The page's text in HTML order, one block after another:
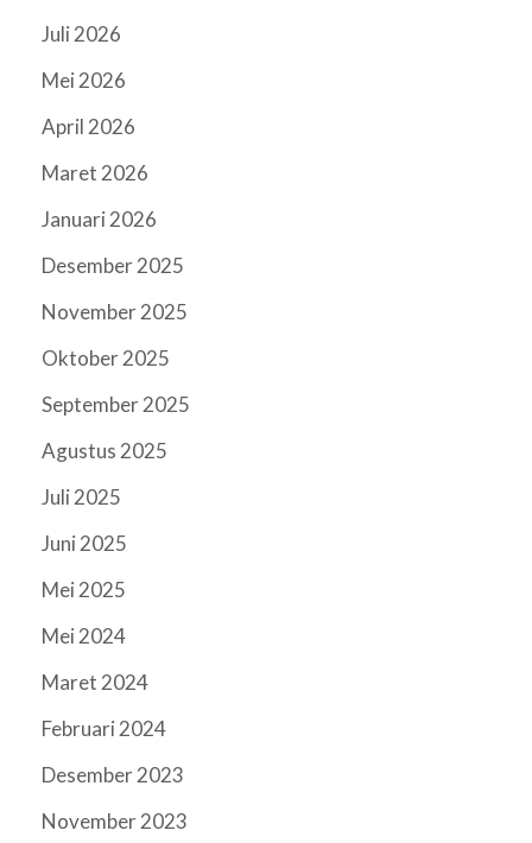
Juli 2026
Mei 2026
April 2026
Maret 2026
Januari 2026
Desember 2025
November 2025
Oktober 2025
September 2025
Agustus 2025
Juli 2025
Juni 2025
Mei 2025
Mei 2024
Maret 2024
Februari 2024
Desember 2023
November 2023